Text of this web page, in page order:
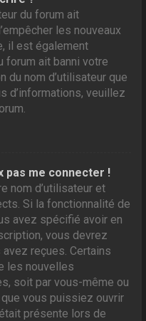
du forum ait
les nouveaux
il est également
forum ait banni votre
du nom d’utilisateur que
d’informations, veuillez
pas me connecter !
nom d’utilisateur et
Si la fonctionnalité de
avez spécifié avoir en
vous devrez
reçues. Certains
les nouvelles
soit par vous-même ou
vous puissiez ouvrir
présente lors de